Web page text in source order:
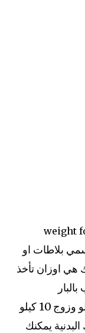
بلاطات او
اوزان تأخذ
سيكفيكي شراء زوج 3 كيلو وزوج 5 كيلو وزوج 10 كيلو
يمكنك